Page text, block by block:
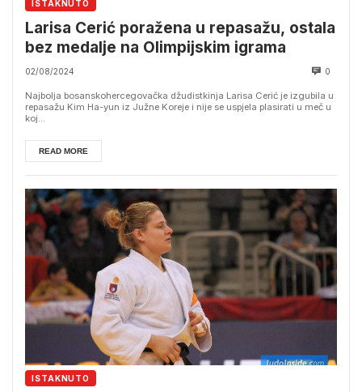
ISTAKNUTO
Larisa Cerić poražena u repasažu, ostala
bez medalje na Olimpijskim igrama
02/08/2024 0
Najbolja bosanskohercegovačka džudistkinja Larisa Cerić je izgubila u
repasažu Kim Ha-yun iz Južne Koreje i nije se uspjela plasirati u meč u
koj...
READ MORE
ISTAKNUTO